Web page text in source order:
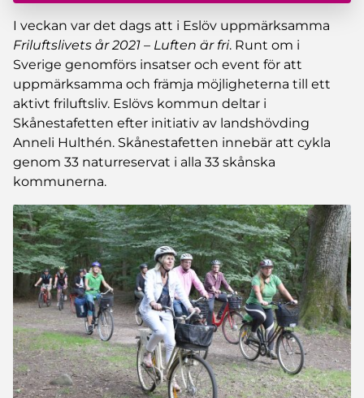
I veckan var det dags att i Eslöv uppmärksamma
Friluftslivets år 2021 – Luften är fri. Runt om i
Sverige genomförs insatser och event för att
uppmärksamma och främja möjligheterna till ett
aktivt friluftsliv. Eslövs kommun deltar i
Skånestafetten efter initiativ av landshövding
Anneli Hulthén. Skånestafetten innebär att cykla
genom 33 naturreservat i alla 33 skånska
kommunerna.